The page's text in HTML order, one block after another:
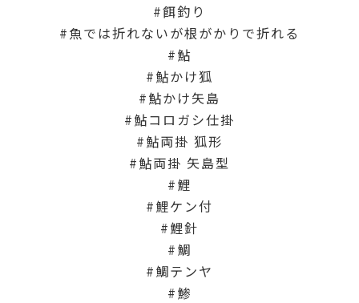
餌釣り
魚では折れないが根がかりで折れる
鮎
鮎かけ狐
鮎かけ矢島
鮎コロガシ仕掛
鮎両掛 狐形
鮎両掛 矢島型
鯉
鯉ケン付
鯉針
鯛
鯛テンヤ
鯵